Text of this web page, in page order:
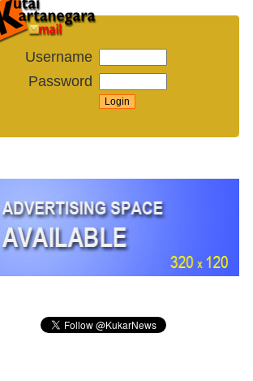
Username
Password